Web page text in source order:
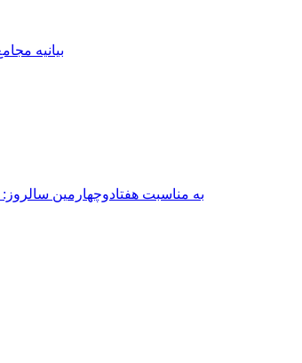
بیانیه
به مناسبت هفتادوچهارمین سالروز: نمایندگان مجلس